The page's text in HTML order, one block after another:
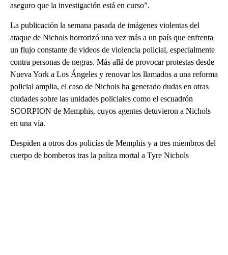
aseguro que la investigación está en curso”.
La publicación la semana pasada de imágenes violentas del
ataque de Nichols horrorizó una vez más a un país que enfrenta
un flujo constante de videos de violencia policial, especialmente
contra personas de negras. Más allá de provocar protestas desde
Nueva York a Los Ángeles y renovar los llamados a una reforma
policial amplia, el caso de Nichols ha generado dudas en otras
ciudades sobre las unidades policiales como el escuadrón
SCORPION de Memphis, cuyos agentes detuvieron a Nichols
en una vía.
Despiden a otros dos policías de Memphis y a tres miembros del
cuerpo de bomberos tras la paliza mortal a Tyre Nichols